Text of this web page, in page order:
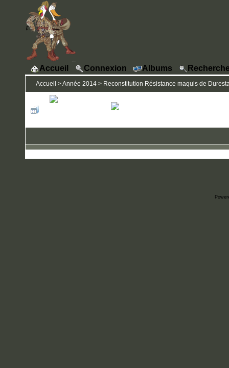
Accueil Connexion Albums
Accueil >Année 2014 > Reconstitution Résistance maquis de